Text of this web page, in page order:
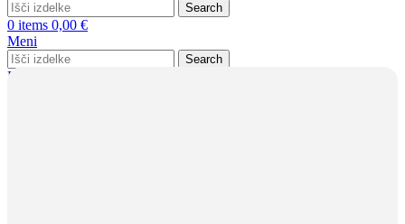
Search
0 items 0,00 €
Meni
Search
Prijava / Registracija